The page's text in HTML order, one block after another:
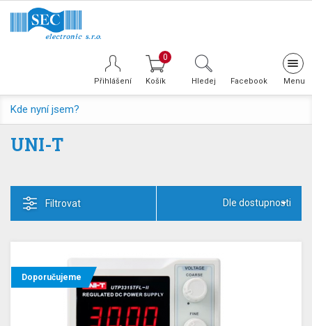
Přihlášení
0
Hledej Facebook
Kde nyní jsem?
UNI-T
Filtrovat Dle dostupnosti
Doporučujeme